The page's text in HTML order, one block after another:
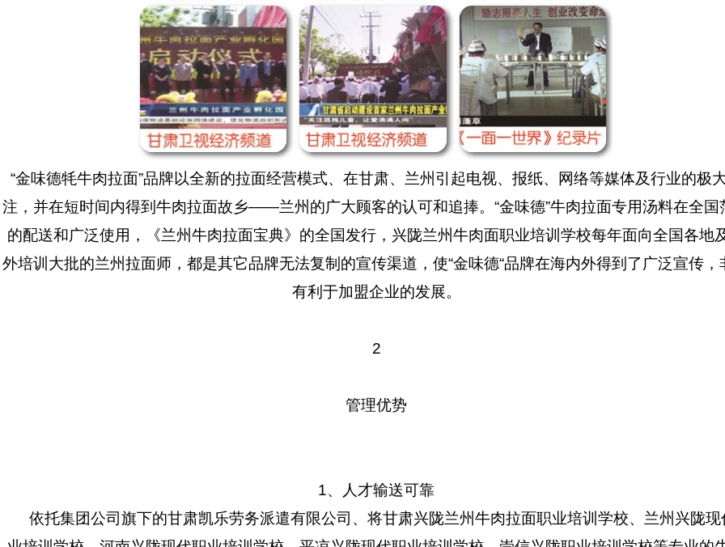
“金味德牦牛肉拉面”品牌以全新的拉面经营模式、在甘肃、兰州引起电视、报纸、网络等媒体及行业的极
注，并在短时间内得到牛肉拉面故乡——兰州的广大顾客的认可和追捧。“金味德”牛肉拉面专用汤料在全国
的配送和广泛使用，《兰州牛肉拉面宝典》的全国发行，兴陇兰州牛肉面职业培训学校每年面向全国各地
外培训大批的兰州拉面师，都是其它品牌无法复制的宣传渠道，使“金味德“品牌在海内外得到了广泛宣传，
有利于加盟企业的发展。
2
管理优势
1、人才输送可靠
依托集团公司旗下的甘肃凯乐劳务派遣有限公司、将甘肃兴陇兰州牛肉拉面职业培训学校、兰州兴陇现